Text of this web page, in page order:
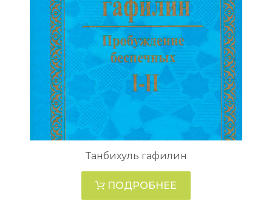
Танбихуль гафилин
ПОДРОБНЕЕ